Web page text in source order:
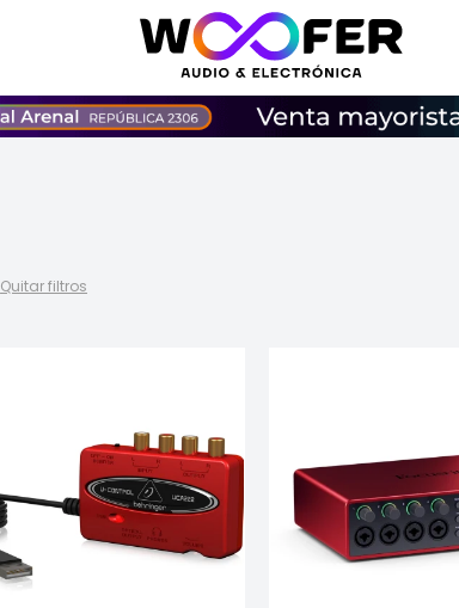
Quitar filtros